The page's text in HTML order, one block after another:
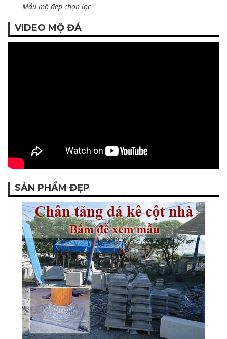
Mẫu mộ đẹp chọn lọc
VIDEO MỘ ĐÁ
SẢN PHẨM ĐẸP